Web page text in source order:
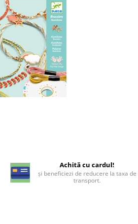
Achită cu cardul!
şi beneficiezi de reducere la taxa de
transport.